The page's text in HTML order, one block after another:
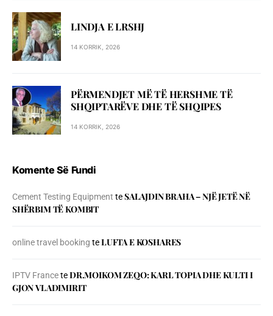
LINDJA E LRSHJ
14 KORRIK, 2026
PËRMENDJET MË TË HERSHME TË
SHQIPTARËVE DHE TË SHQIPES
14 KORRIK, 2026
Komente Së Fundi
Cement Testing Equipment teSALAJDIN BRAHA – NJЁ JETЁ NЁ
SHЁRBIM TЁ KOMBIT
online travel booking teLUFTA E KOSHARES
IPTV FranceteDR.MOIKOM ZEQO: KARL TOPIA DHE KULTI I
GJON VLADIMIRIT